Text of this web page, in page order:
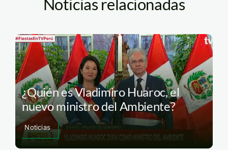
Noticias relacionadas
¿Quién es Vladimiro Huaroc, el
nuevo ministro del Ambiente?
Noticias